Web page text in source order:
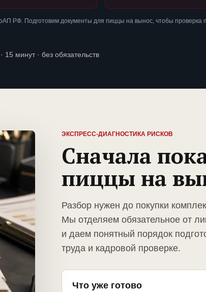
РФ. Подготовим документы для пиццы на вынос, чтобы
15 минут · без обязательств
ЭКСПРЕСС-ДИАГНОСТИКА РИСКОВ
Сначала
пиццы на
Разбор нужен до покупки
Мы отделяем обязательное от
и даем понятный порядок
труда и кадровой проверке.
Что уже готово